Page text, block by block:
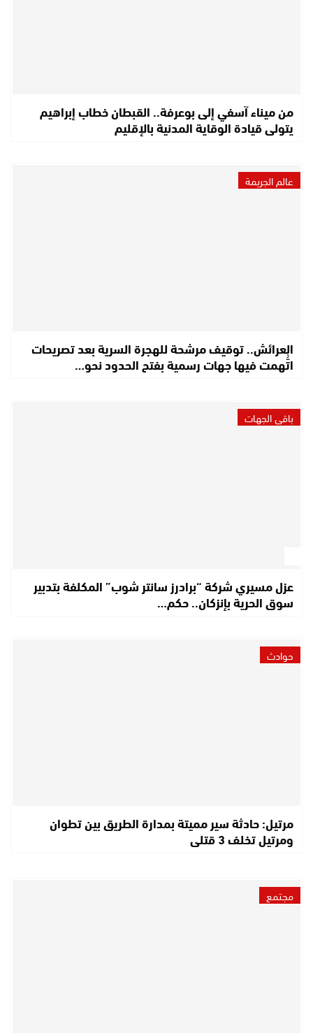
من ميناء آسفي إلى بوعرفة.. القبطان خطاب إبراهيم
يتولى قيادة الوقاية المدنية بالإقليم
عالم الجريمة
العرائش.. توقيف مرشحة للهجرة السرية بعد تصريحات
اتُّهمت فيها جهات رسمية بفتح الحدود نحو…
باقي الجهات
عزل مسيري شركة “برادرز سانتر شوب” المكلفة بتدبير
سوق الحرية بإنزكان.. حكم…
حوادث
مرتيل: حادثة سير مميتة بمدارة الطريق بين تطوان
ومرتيل تخلف 3 قتلى
مجتمع